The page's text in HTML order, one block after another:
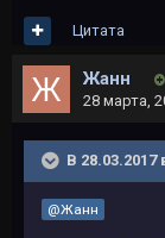
Цитата
Жанн
28 марта,
В 28.03.2017
@Жанн